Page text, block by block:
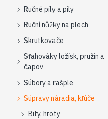
Ručné píly a píly
Ruční nůžky na plech
Skrutkovače
Sťahováky ložísk, pružín a
čapov
Súbory a rašple
Súpravy náradia, kľúče
Bity, hroty